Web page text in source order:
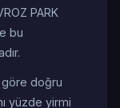
PARK
bu
göre doğru
yüzde yirmi